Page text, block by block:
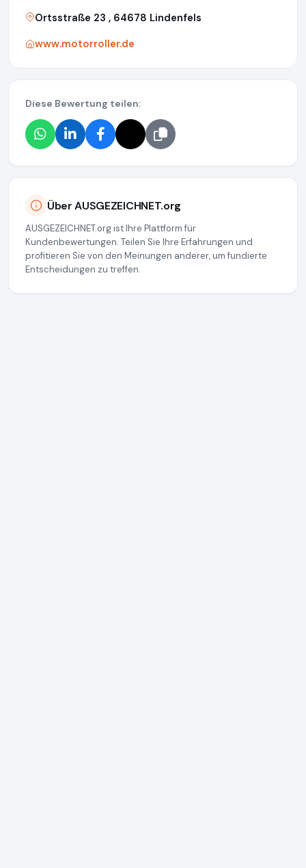
Ortsstraße 23 , 64678 Lindenfels
www.motorroller.de
Diese Bewertung teilen:
Über AUSGEZEICHNET.org
AUSGEZEICHNET.org ist Ihre Plattform für
Kundenbewertungen. Teilen Sie Ihre Erfahrungen und
profitieren Sie von den Meinungen anderer, um fundierte
Entscheidungen zu treffen.